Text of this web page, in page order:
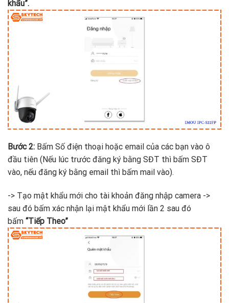
khẩu”.
Bước 2: Bấm Số điện thoại hoặc email của các bạn vào ô
đầu tiên (Nếu lúc trước đăng ký bằng SĐT thì bấm SĐT
vào, nếu đăng ký bằng email thì bấm mail vào).
-> Tạo mật khẩu mới cho tài khoản đăng nhập camera ->
sau đó bấm xác nhận lại mật khẩu mới lần 2 sau đó
bấm “Tiếp Theo”